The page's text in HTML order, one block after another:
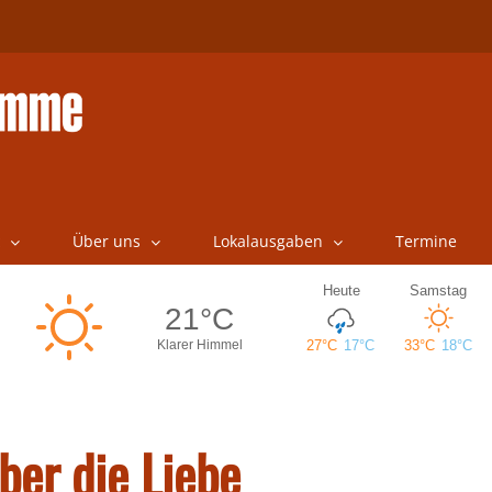
Über uns Lokalausgaben Termine
die Liebe